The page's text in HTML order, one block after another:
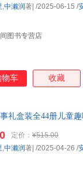
图书专营店
,中濑润著| /2025-06-15 /
物车 收藏
礼盒装全44册儿童
定价： ¥515.00
,中濑润著| /2025-04-26 /